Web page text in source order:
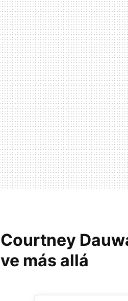
Courtney
ve más allá